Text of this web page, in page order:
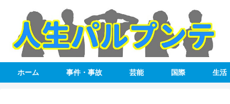
ホーム 事件・事故 芸能 国際 生活